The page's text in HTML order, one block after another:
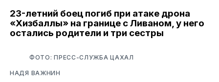
23-летний боец погиб при атаке дрона
«Хизбаллы» на границе с Ливаном, у него
остались родители и три сестры
ФОТО: ПРЕСС-СЛУЖБА ЦАХАЛ
НАДЯ ВАЖНИН